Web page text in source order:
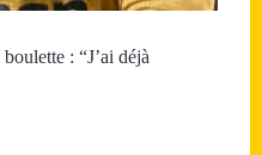
: “J’ai déjà